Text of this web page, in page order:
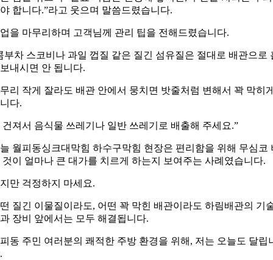
합니다.”라고 웃으며 말씀드렸습니다.
을 마무리하며 고객님께 관리 팁을 전해드렸습니다.
부차 스코비나 과일 껍질 같은 질긴 섬유질은 절대로 배관으로
내시면 안 됩니다.
리 작게 잘라도 배관 안에서 뭉치면 밧줄처럼 변해서 꽉 막히
다.
건져서 음식물 쓰레기나 일반 쓰레기로 배출해 주세요.”
월피동싱크대막힘 하수구막힘 현장은 편리함을 위해 무심코
것이 얼마나 큰 대가를 치르게 하는지 보여주는 사례였습니다.
만 걱정하지 마세요.
질긴 이물질이라도, 어떤 꽉 막힌 배관이라도 하림배관의 기
장비 앞에서는 모두 해결됩니다.
동 주민 여러분의 쾌적한 주방 환경을 위해, 저는 오늘도 달립